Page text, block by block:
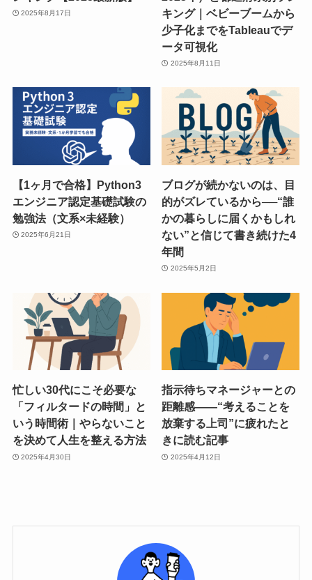
2025年8月17日
キング｜ベビーブームから
少子化までをTableauでデ
ータ可視化
2025年8月11日
【1ヶ月で合格】Python3
エンジニア認定基礎試験の
勉強法（文系×未経験）
2025年6月21日
ブログが続かないのは、目
的がズレているから──“誰
かの暮らしに届くかもしれ
ない”と信じて書き続けた4
年間
2025年5月2日
忙しい30代にこそ必要な
「フィルタードの時間」と
いう時間術｜やらないこと
を決めて人生を整える方法
2025年4月30日
指示待ちマネージャーとの
距離感――“考えることを
放棄する上司”に疲れたと
きに読む記事
2025年4月12日